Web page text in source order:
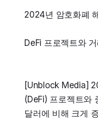
2024년 암호화폐
DeFi 프로젝트와
[Unblock Media]
(DeFi) 프로젝트와
달러에 비해 크게